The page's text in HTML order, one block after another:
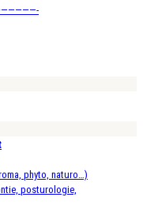
phyto, naturo…)
posturologie,